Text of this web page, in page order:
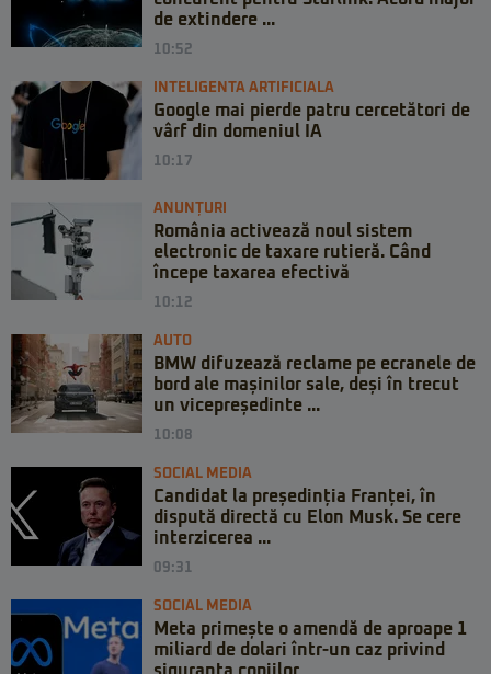
de extindere ...
10:52
INTELIGENTA ARTIFICIALA
Google mai pierde patru cercetători de
vârf din domeniul IA
10:17
ANUNȚURI
România activează noul sistem
electronic de taxare rutieră. Când
începe taxarea efectivă
10:12
AUTO
BMW difuzează reclame pe ecranele de
bord ale mașinilor sale, deși în trecut
un vicepreședinte ...
10:08
SOCIAL MEDIA
Candidat la președinția Franței, în
dispută directă cu Elon Musk. Se cere
interzicerea ...
09:31
SOCIAL MEDIA
Meta primește o amendă de aproape 1
miliard de dolari într-un caz privind